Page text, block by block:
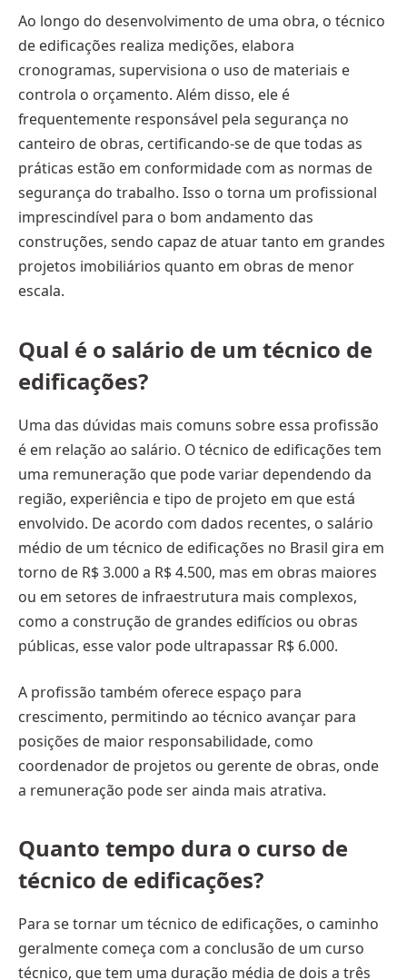
Ao longo do desenvolvimento de uma obra, o técnico
de edificações realiza medições, elabora
cronogramas, supervisiona o uso de materiais e
controla o orçamento. Além disso, ele é
frequentemente responsável pela segurança no
canteiro de obras, certificando-se de que todas as
práticas estão em conformidade com as normas de
segurança do trabalho. Isso o torna um profissional
imprescindível para o bom andamento das
construções, sendo capaz de atuar tanto em grandes
projetos imobiliários quanto em obras de menor
escala.
Qual é o salário de um técnico de
edificações?
Uma das dúvidas mais comuns sobre essa profissão
é em relação ao salário. O técnico de edificações tem
uma remuneração que pode variar dependendo da
região, experiência e tipo de projeto em que está
envolvido. De acordo com dados recentes, o salário
médio de um técnico de edificações no Brasil gira em
torno de R$ 3.000 a R$ 4.500, mas em obras maiores
ou em setores de infraestrutura mais complexos,
como a construção de grandes edifícios ou obras
públicas, esse valor pode ultrapassar R$ 6.000.
A profissão também oferece espaço para
crescimento, permitindo ao técnico avançar para
posições de maior responsabilidade, como
coordenador de projetos ou gerente de obras, onde
a remuneração pode ser ainda mais atrativa.
Quanto tempo dura o curso de
técnico de edificações?
Para se tornar um técnico de edificações, o caminho
geralmente começa com a conclusão de um curso
técnico, que tem uma duração média de dois a três